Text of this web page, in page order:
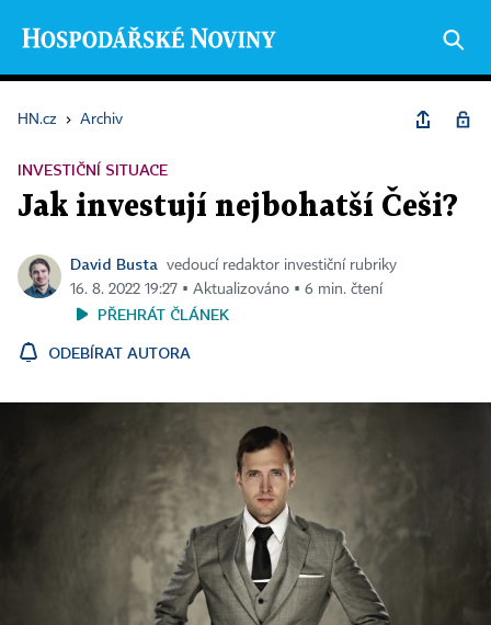
HN.cz › Archiv
INVESTIČNÍ SITUACE
Jak investují nejbohatší Češi?
David Busta
vedoucí redaktor investiční rubriky
16. 8. 2022 19:27 ▪ Aktualizováno ▪ 6 min. čtení
PŘEHRÁT ČLÁNEK
ODEBÍRAT AUTORA